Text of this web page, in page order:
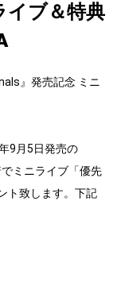
イブ＆特典
』発売記念 ミニ
9月5日発売の
ミニライブ「優先
ト致します。下記